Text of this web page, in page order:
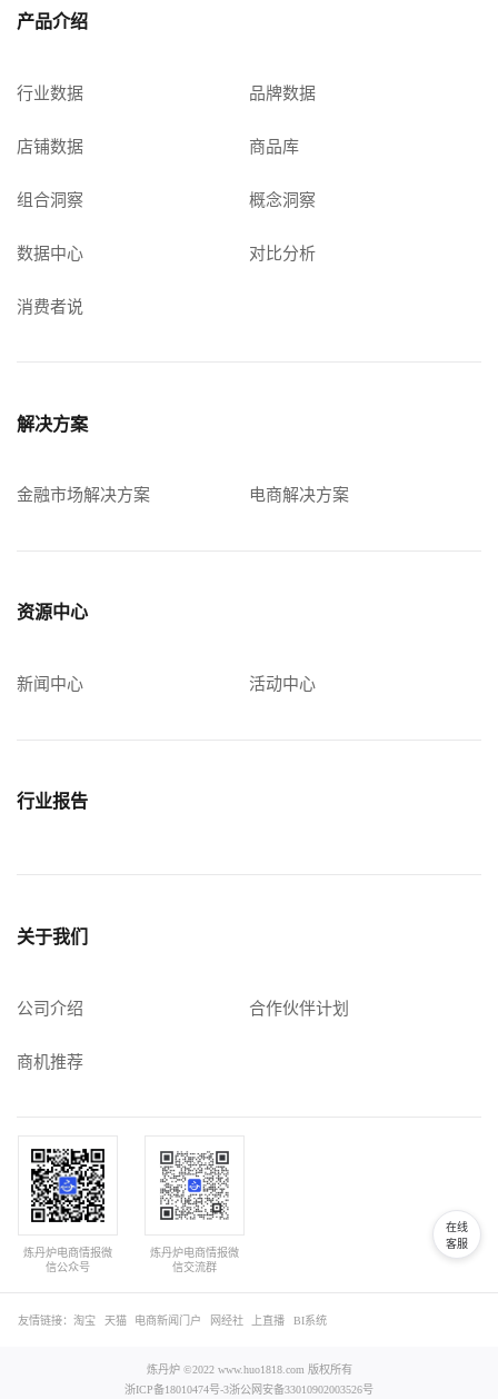
产品介绍
行业数据 品牌数据
店铺数据 商品库
组合洞察 概念洞察
数据中心 对比分析
消费者说
解决方案
金融市场解决方案 电商解决方案
资源中心
新闻中心 活动中心
行业报告
关于我们
公司介绍 合作伙伴计划
商机推荐
炼丹炉电商情报微
信公众号
炼丹炉电商情报微
信交流群
友情链接：淘宝 天猫 电商新闻门户 网经社 上直播 BI系统
炼丹炉 ©2022 www.huo1818.com 版权所有
浙ICP备18010474号-3浙公网安备33010902003526号
在线
客服